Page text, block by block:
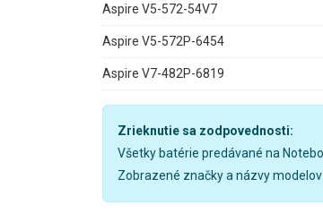
Aspire V5-572-54V7
Aspire V5-572P-6454
Aspire V7-482P-6819
Zrieknutie sa zodpovednosti:
Všetky batérie predávané na
Zobrazené značky a názvy